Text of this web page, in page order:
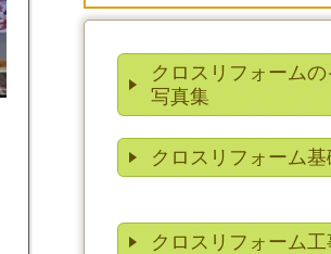
クロスリフォーム
写真集
クロスリフォーム
クロスリフォーム